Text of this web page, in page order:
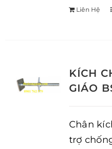
Liên Hệ
KÍCH
GIÁO
Chân
trợ